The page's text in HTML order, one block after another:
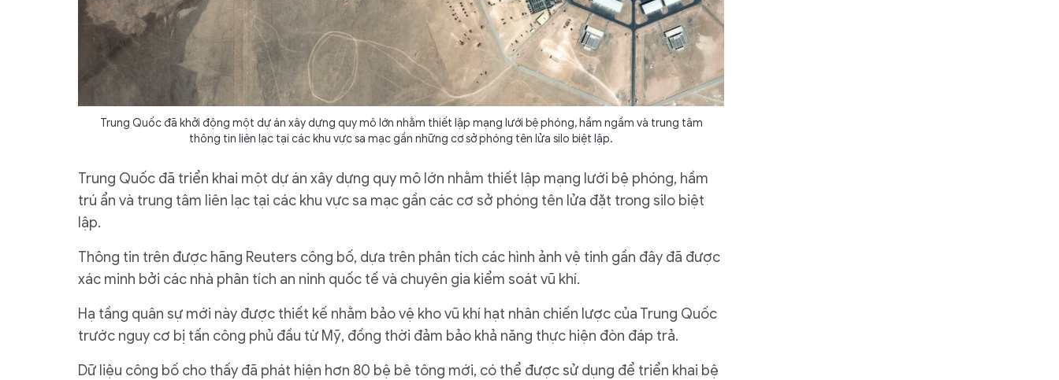
Trung Quốc đã khởi động một dự án xây dựng quy mô lớn nhằm thiết lập mạng lưới bệ phóng, hầm ngầm và trung tâm
thông tin liên lạc tại các khu vực sa mạc gần những cơ sở phóng tên lửa silo biệt lập.
Trung Quốc đã triển khai một dự án xây dựng quy mô lớn nhằm thiết lập mạng lưới bệ phóng, hầm
trú ẩn và trung tâm liên lạc tại các khu vực sa mạc gần các cơ sở phóng tên lửa đặt trong silo biệt
lập.
Thông tin trên được hãng Reuters công bố, dựa trên phân tích các hình ảnh vệ tinh gần đây đã được
xác minh bởi các nhà phân tích an ninh quốc tế và chuyên gia kiểm soát vũ khí.
Hạ tầng quân sự mới này được thiết kế nhằm bảo vệ kho vũ khí hạt nhân chiến lược của Trung Quốc
trước nguy cơ bị tấn công phủ đầu từ Mỹ, đồng thời đảm bảo khả năng thực hiện đòn đáp trả.
Dữ liệu công bố cho thấy đã phát hiện hơn 80 bệ bê tông mới, có thể được sử dụng để triển khai bệ